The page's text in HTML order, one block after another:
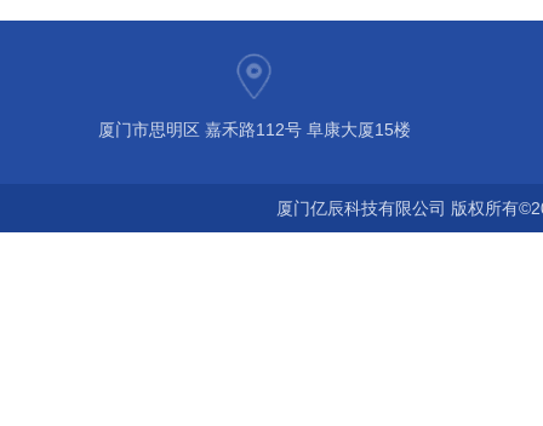
厦门市思明区 嘉禾路112号 阜康大厦15楼
厦门亿辰科技有限公司 版权所有